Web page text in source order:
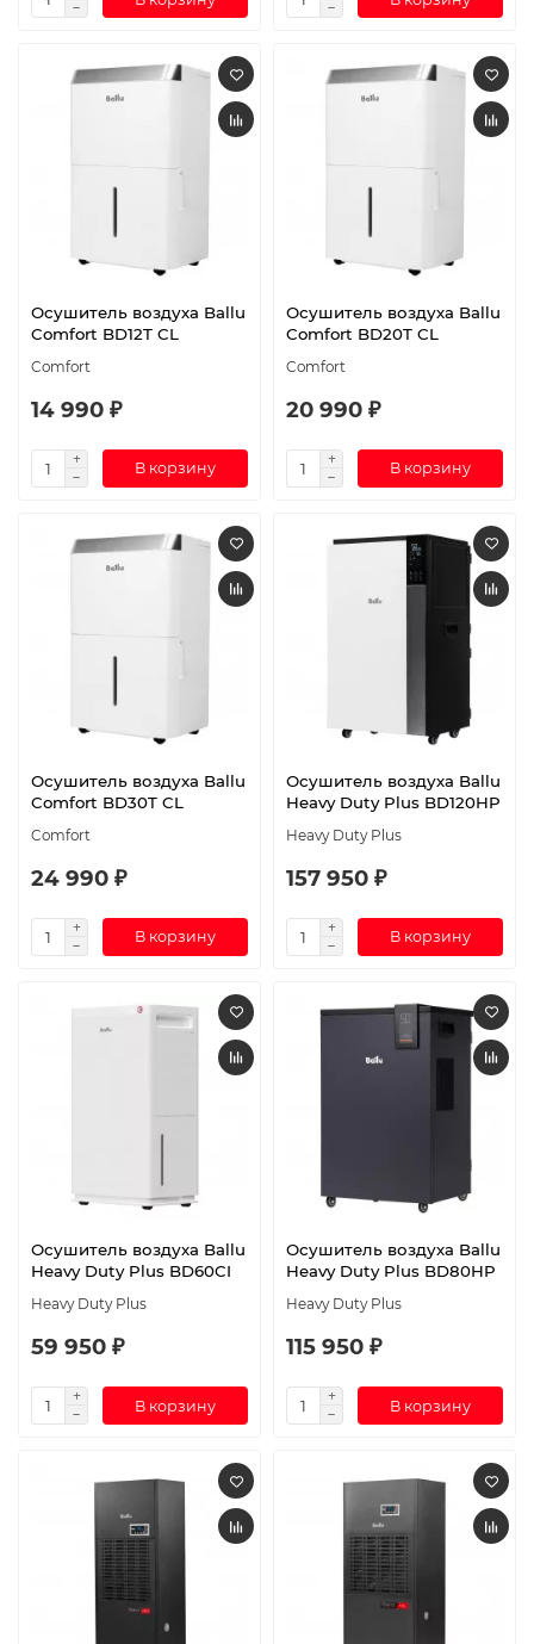
Осушитель воздуха Ballu
Comfort BD12T CL
Comfort
14 990 ₽
В корзину
Осушитель воздуха Ballu
Comfort BD20T CL
Comfort
20 990 ₽
В корзину
Осушитель воздуха Ballu
Comfort BD30T CL
Comfort
24 990 ₽
В корзину
Осушитель воздуха Ballu
Heavy Duty Plus BD120HP
Heavy Duty Plus
157 950 ₽
В корзину
Осушитель воздуха Ballu
Heavy Duty Plus BD60CI
Heavy Duty Plus
59 950 ₽
В корзину
Осушитель воздуха Ballu
Heavy Duty Plus BD80HP
Heavy Duty Plus
115 950 ₽
В корзину